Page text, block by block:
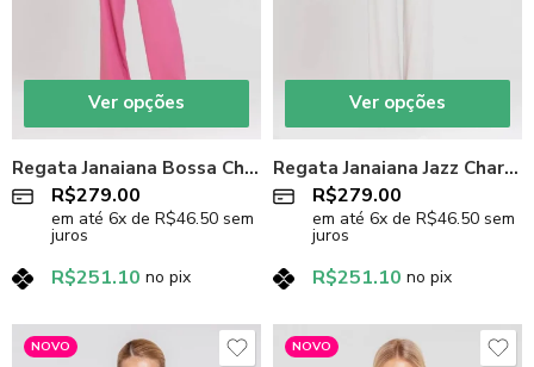
Ver opções
Regata Janaiana Bossa Charth
R$279.00
em até 6x de R$46.50 sem
juros
R$251.10 no pix
Ver opções
Regata Janaiana Jazz Charth
R$279.00
em até 6x de R$46.50 sem
juros
R$251.10 no pix
NOVO NOVO